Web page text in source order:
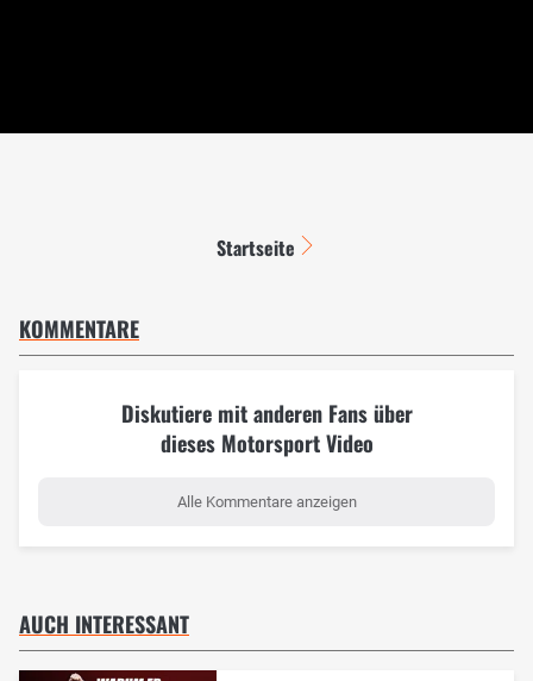
Startseite
KOMMENTARE
Diskutiere mit anderen Fans über
dieses Motorsport Video
Alle Kommentare anzeigen
AUCH INTERESSANT